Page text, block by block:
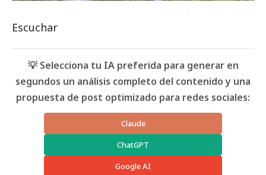
Escuchar
💡 Selecciona tu IA preferida para generar en
segundos un análisis completo del contenido y una
propuesta de post optimizado para redes sociales:
Claude
ChatGPT
Google AI